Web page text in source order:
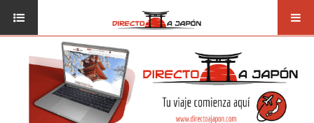
CONSEJOS
DESTINOS
ISI JAPANESE LANGUAGE SCHOOL
VIAJAR A JAPÓN
VUELOS
TRANSPORTE